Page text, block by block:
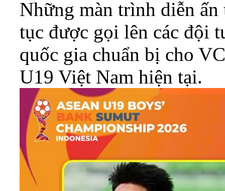
Những màn trình diễn
tục được gọi lên các đội
quốc gia chuẩn bị cho
U19 Việt Nam hiện tại.